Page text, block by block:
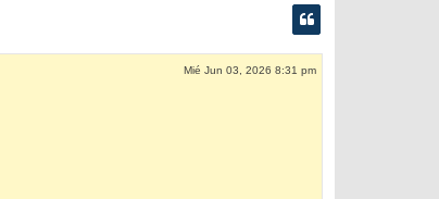
Mié Jun 03, 2026 8:31 pm